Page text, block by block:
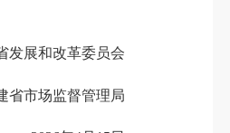
和改革委员会
场监督管理局